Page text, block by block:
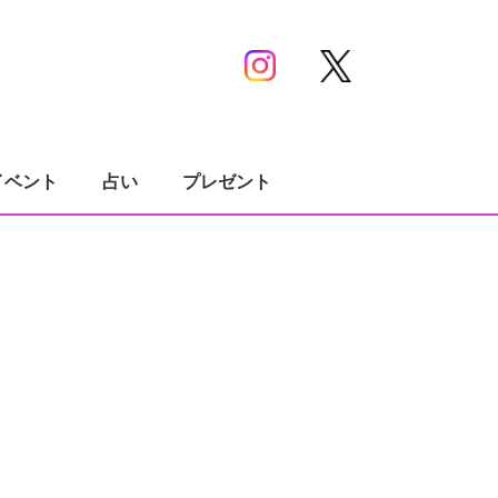
ント 占い プレゼント